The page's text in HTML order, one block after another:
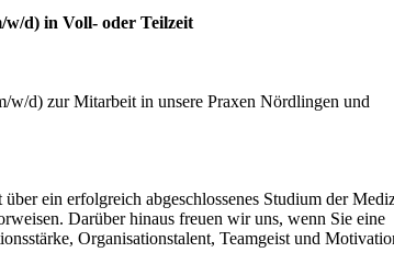
w/d) in Voll- oder Teilzeit
w/d) zur Mitarbeit in unsere Praxen Nördlingen und
ein erfolgreich abgeschlossenes Studium der
Darüber hinaus freuen wir uns, wenn Sie eine
Organisationstalent, Teamgeist und